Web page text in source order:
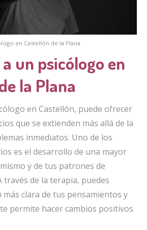
en Castellón de la Plana
un psicólogo en
la Plana
en Castellón, puede ofrecer
que se extienden más allá de la
inmediatos. Uno de los
es el desarrollo de una mayor
y de tus patrones de
de la terapia, puedes
clara de tus pensamientos y
permite hacer cambios positivos